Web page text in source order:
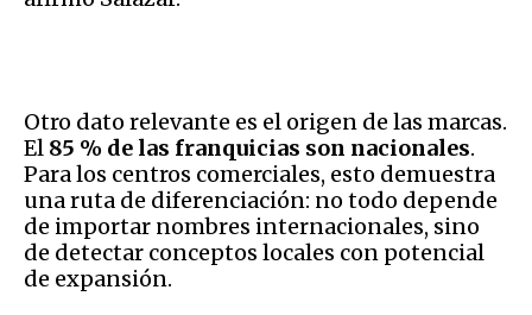
Otro dato relevante es el origen de las marcas.
El 85 % de las franquicias son nacionales.
Para los centros comerciales, esto demuestra
una ruta de diferenciación: no todo depende
de importar nombres internacionales, sino
de detectar conceptos locales con potencial
de expansión.